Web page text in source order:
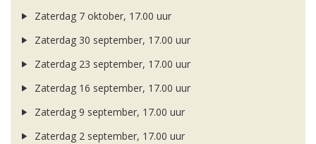
Zaterdag 7 oktober, 17.00 uur
Zaterdag 30 september, 17.00 uur
Zaterdag 23 september, 17.00 uur
Zaterdag 16 september, 17.00 uur
Zaterdag 9 september, 17.00 uur
Zaterdag 2 september, 17.00 uur